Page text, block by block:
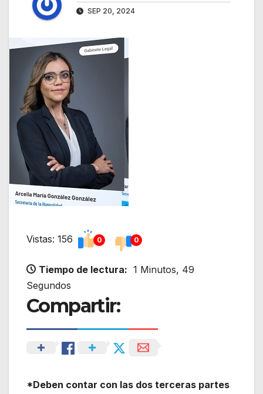
SEP 20, 2024
Vistas: 156 0 0
Tiempo de lectura: 1 Minutos, 49
Segundos
Compartir:
*Deben contar con las dos terceras partes